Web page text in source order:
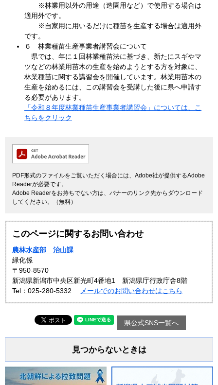
※林業用以外の用途（造園用など）で使用する場合は
適用外です。
※自家用に用いるだけに種苗を生産する場合は適用外
です。
６ 林業種苗生産事業者講習会について
県では、年に１回林業種苗法に基づき、新たにスギやマ
ツなどの林業用苗木の生産を始めようとする方を対象に、
林業種苗に関する講習会を開催しています。林業用苗木の
生産を始めるには、この講習会を受講した後に県へ申請す
る必要があります。
「令和８年度林業種苗生産事業者講習会」については、こ
ちらをクリック
PDF形式のファイルをご覧いただく場合には、Adobe社が提供するAdobe
Readerが必要です。
Adobe Readerをお持ちでない方は、バナーのリンク先からダウンロード
してください。（無料）
このページに関するお問い合わせ
農林水産部 治山課
緑化係
〒950-8570
新潟県新潟市中央区新光町4番地1 新潟県庁行政庁舎8階
Tel：025-280-5332
メールでのお問い合わせはこちら
県公式SNS一覧へ
見つからないときは